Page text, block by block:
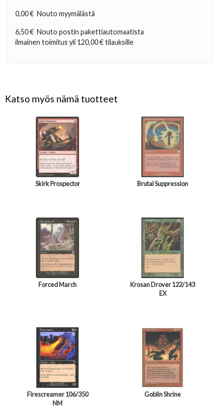
0,00 € Nouto myymälästä
6,50 € Nouto postin pakettiautomaatista
ilmainen toimitus yli 120,00 €tilauksille
Katso myös nämä tuotteet
Skirk Prospector Brutal Suppression
Forced March
Krosan Drover 122/143
EX
Firescreamer 106/350
NM
Goblin Shrine